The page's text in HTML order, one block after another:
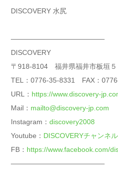
DISCOVERY 水尻
—————————————–
DISCOVERY
〒918-8104 福井県福井市板垣５
TEL：0776-35-8331 FAX：
URL： https://www.discovery-
Mail： mailto@discovery-jp.com
Instagram： discovery2008
Youtube： DISCOVERYチャンネル
FB： https://www.facebook.com/
—————————————–